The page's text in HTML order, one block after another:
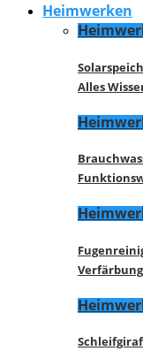
Heimwerken
Alles